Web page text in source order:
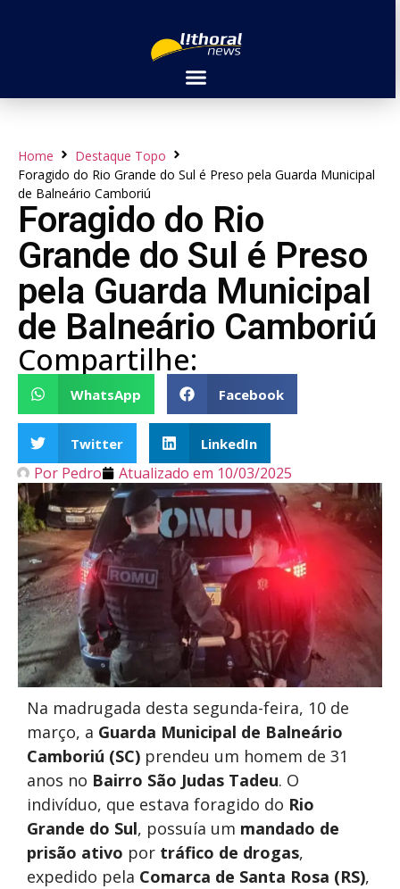
Home
Destaque Topo
Foragido do Rio Grande do Sul é Preso pela Guarda Municipal
de Balneário Camboriú
Foragido do Rio
Grande do Sul é Preso
pela Guarda Municipal
de Balneário Camboriú
Compartilhe:
WhatsApp Facebook
Twitter LinkedIn
Por Pedro Atualizado em 10/03/2025
Na madrugada desta segunda-feira, 10 de
março, a Guarda Municipal de Balneário
Camboriú (SC) prendeu um homem de 31
anos no Bairro São Judas Tadeu. O
indivíduo, que estava foragido do Rio
Grande do Sul, possuía um mandado de
prisão ativo por tráfico de drogas,
expedido pela Comarca de Santa Rosa (RS),